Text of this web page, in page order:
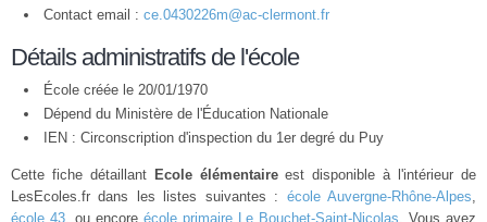
Contact email : ce.0430226m@ac-clermont.fr
Détails administratifs de l'école
École créée le 20/01/1970
Dépend du Ministère de l'Éducation Nationale
IEN : Circonscription d'inspection du 1er degré du Puy
Cette fiche détaillant Ecole élémentaireest disponible à l'intérieur de
LesEcoles.fr dans les listes suivantes : école Auvergne-Rhône-Alpes,
école 43, ou encore école primaire Le Bouchet-Saint-Nicolas. Vous avez